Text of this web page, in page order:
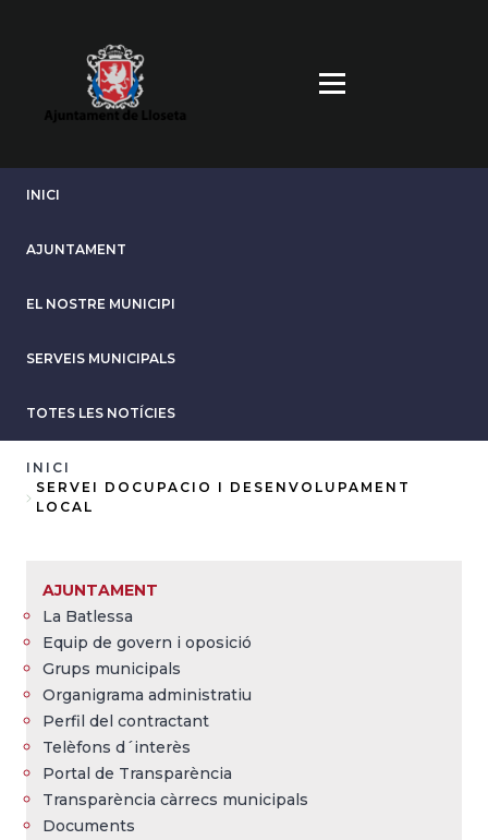
INICI
AJUNTAMENT
EL NOSTRE MUNICIPI
SERVEIS MUNICIPALS
TOTES LES NOTÍCIES
Fil
INICI
SERVEI DOCUPACIO I DESENVOLUPAMENT
LOCAL
AJUNTAMENT
La Batlessa
Equip de govern i oposició
Grups municipals
Organigrama administratiu
Perfil del contractant
Telèfons d´interès
Portal de Transparència
Transparència càrrecs municipals
Documents